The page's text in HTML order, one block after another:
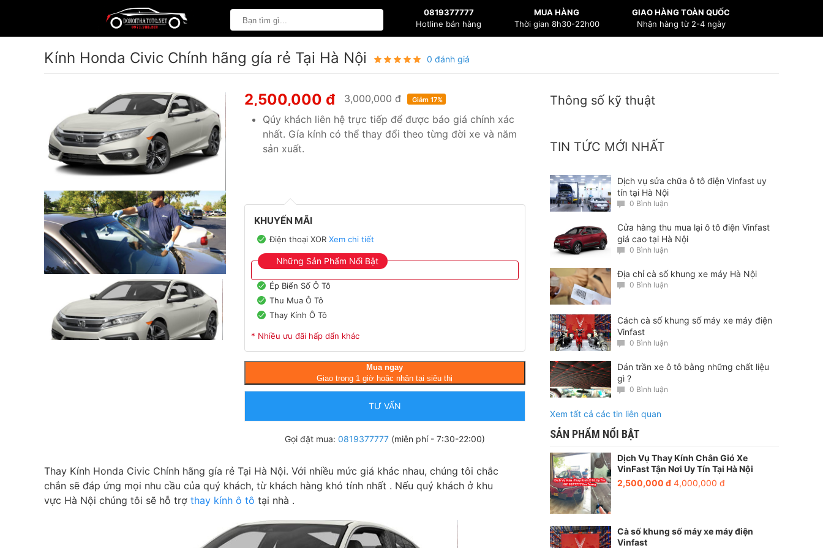
0819377777
Hotline bán hàng
MUA HÀNG
Thời gian 8h30-22h00
GIAO HÀNG TOÀN QUỐC
Nhận hàng từ 2-4 ngày
Kính Honda Civic Chính hãng gía rẻ Tại Hà Nội 0 đánh giá
2,500,000 đ 3,000,000 đ Giảm 17%
Qúy khách liên hệ trực tiếp để được báo giá chính xác
nhất. Gía kính có thể thay đổi theo từng đời xe và năm
sản xuất.
KHUYẾN MÃI
Điện thoại XOR Xem chi tiết
Những Sản Phẩm Nổi Bật
Ép Biển Số Ô Tô
Thu Mua Ô Tô
Thay Kính Ô Tô
* Nhiều ưu đãi hấp dẩn khác
Mua ngay
Giao trong 1 giờ hoặc nhận tại siêu thị
TƯ VẤN
Gọi đặt mua: 0819377777(miễn phí - 7:30-22:00)
Thay Kính Honda Civic Chính hãng gía rẻ Tại Hà Nội. Với nhiều mức giá khác nhau, chúng tôi chắc
chắn sẽ đáp ứng mọi nhu cầu của quý khách, từ khách hàng khó tính nhất . Nếu quý khách ở khu
vực Hà Nội chúng tôi sẽ hỗ trợ thay kính ô tô tại nhà .
Thông số kỹ thuật
TIN TỨC MỚI NHẤT
Dịch vụ sửa chữa ô tô điện Vinfast uy
tín tại Hà Nội
0 Bình luận
Cửa hàng thu mua lại ô tô điện Vinfast
giá cao tại Hà Nội
0 Bình luận
Địa chỉ cà số khung xe máy Hà Nội
0 Bình luận
Cách cà số khung số máy xe máy điện
Vinfast
0 Bình luận
Dán trần xe ô tô bằng những chất liệu
gì ?
0 Bình luận
Xem tất cả các tin liên quan
SẢN PHẨM NỔI BẬT
Dịch Vụ Thay Kính Chắn Gió Xe
VinFast Tận Nơi Uy Tín Tại Hà Nội
2,500,000 đ 4,000,000 đ
Cà số khung số máy xe máy điện
Vinfast